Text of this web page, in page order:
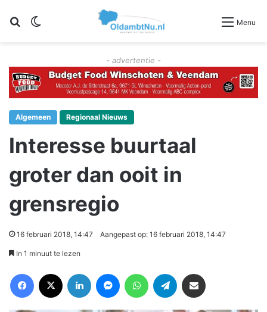
Zoeken Menu
- advertentie -
Algemeen Regionaal Nieuws
Interesse buurtaal
groter dan ooit in
grensregio
16 februari 2018, 14:47 Aangepast op: 16 februari 2018, 14:47
In 1 minuut te lezen